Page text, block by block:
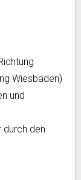
Wiesbaden)
und
durch den